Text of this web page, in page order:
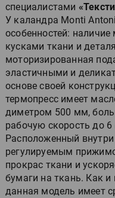
специалистами
У каландра Monti
особенностей:
кусками ткани и
моторизированная
эластичными и
основе своей
термопресс имеет
диметром 500 мм,
рабочую скорость до
Расположенный
регулируемым
прокрас ткани и
бумаги на ткань. Как
данная модель имеет